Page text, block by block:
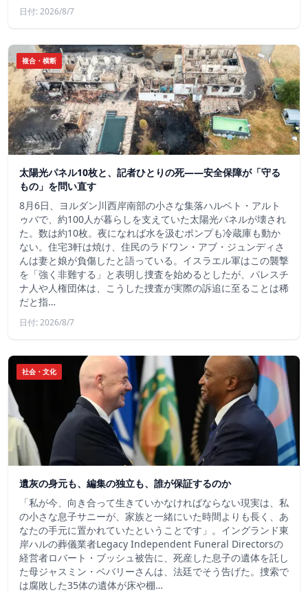
日付: 2026/8/7
複合・横断
太陽光パネル10枚と、記者ひとりの死——安全保障が「守る
もの」を問い直す
8月6日、ヨルダン川西岸南部の小さな集落ハルベト・アルト
ゥバで、約100人が暮らしを支えていた太陽光パネルが壊され
た。数は約10枚。夜になれば水を汲むポンプも冷蔵庫も動か
ない。住宅3軒は焼け、住民のラドワン・アブ・ジュンディさ
んは妻と娘が負傷したと語っている。イスラエル軍はこの襲撃
を「強く非難する」と表明し捜査を始めるとしたが、パレスチ
ナ人や人権団体は、こうした捜査が実際の訴追に至ることは稀
だと指…
日付: 2026/8/7
社会・文化
遺灰の身元も、編集の独立も、誰が保証するのか
「私が今、向き合って生きていかなければならない現実は、私
の小さな息子サニーが、家族と一緒にいた時間よりも長く、あ
なたの手元に置かれていたということです」。イングランド東
岸ハルの葬儀業者Legacy Independent Funeral Directorsの
経営者ロバート・ブッシュ被告に、死産した息子の遺体を託し
た母ジャスミン・ベバリーさんは、法廷でそう告げた。捜索で
は腐敗した35体の遺体が床や棚…